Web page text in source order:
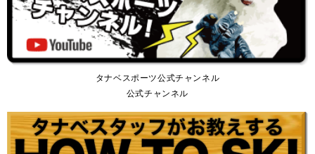
タナベスポーツ公式チャンネル
公式チャンネル